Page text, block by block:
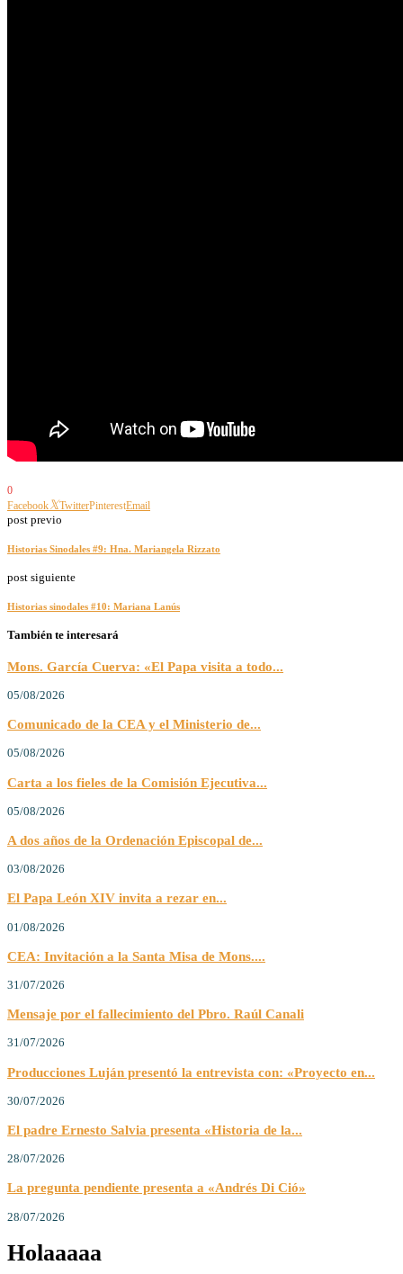
0
Facebook
TwitterPinterestEmail
post previo
Historias Sinodales #9: Hna. Mariangela Rizzato
post siguiente
Historias sinodales #10: Mariana Lanús
También te interesará
Mons. García Cuerva: «El Papa visita a todo...
05/08/2026
Comunicado de la CEA y el Ministerio de...
05/08/2026
Carta a los fieles de la Comisión Ejecutiva...
05/08/2026
A dos años de la Ordenación Episcopal de...
03/08/2026
El Papa León XIV invita a rezar en...
01/08/2026
CEA: Invitación a la Santa Misa de Mons....
31/07/2026
Mensaje por el fallecimiento del Pbro. Raúl Canali
31/07/2026
Producciones Luján presentó la entrevista con: «Proyecto en...
30/07/2026
El padre Ernesto Salvia presenta «Historia de la...
28/07/2026
La pregunta pendiente presenta a «Andrés Di Ció»
28/07/2026
Holaaaaa